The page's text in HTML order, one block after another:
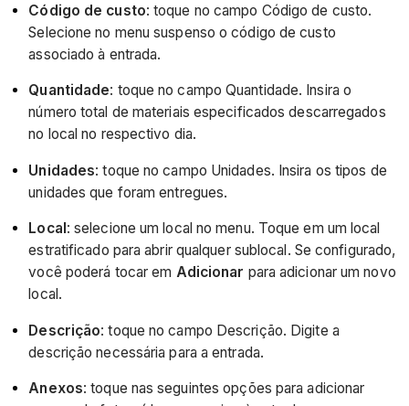
Código de custo: toque no campo Código de custo.
Selecione no menu suspenso o código de custo
associado à entrada.
Quantidade: toque no campo Quantidade. Insira o
número total de materiais especificados descarregados
no local no respectivo dia.
Unidades: toque no campo Unidades. Insira os tipos de
unidades que foram entregues.
Local :selecione um local no menu. Toque em um local
estratificado para abrir qualquer sublocal. Se configurado,
você poderá tocar em Adicionar para adicionar um novo
local.
Descrição: toque no campo Descrição. Digite a
descrição necessária para a entrada.
Anexos: toque nas seguintes opções para adicionar